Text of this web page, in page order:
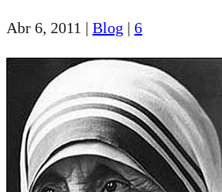
Abr 6, 2011 | Blog | 6